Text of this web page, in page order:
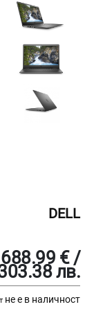
DELL
€ /
лв.
не е в наличност